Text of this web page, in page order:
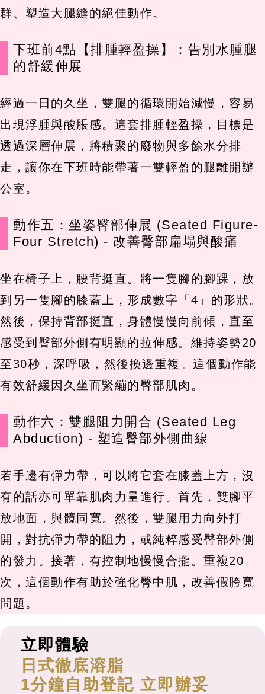
群、塑造大腿縫的絕佳動作。
下班前4點【排腫輕盈操】：告別水腫腿
的舒緩伸展
經過一日的久坐，雙腿的循環開始減慢，容易
出現浮腫與酸脹感。這套排腫輕盈操，目標是
透過深層伸展，將積聚的廢物與多餘水分排
走，讓你在下班時能帶著一雙輕盈的腿離開辦
公室。
動作五：坐姿臀部伸展 (Seated Figure-
Four Stretch) - 改善臀部扁塌與酸痛
坐在椅子上，腰背挺直。將一隻腳的腳踝，放
到另一隻腳的膝蓋上，形成數字「4」的形狀。
然後，保持背部挺直，身體慢慢向前傾，直至
感受到臀部外側有明顯的拉伸感。維持姿勢20
至30秒，深呼吸，然後換邊重複。這個動作能
有效舒緩因久坐而緊繃的臀部肌肉。
動作六：雙腿阻力開合 (Seated Leg
Abduction) - 塑造臀部外側曲線
若手邊有彈力帶，可以將它套在膝蓋上方，沒
有的話亦可單靠肌肉力量進行。首先，雙腳平
放地面，與髖同寬。然後，雙腿用力向外打
開，對抗彈力帶的阻力，或純粹感受臀部外側
的發力。接著，有控制地慢慢合攏。重複20
次，這個動作有助於強化臀中肌，改善假胯寬
問題。
立即體驗
日式徹底溶脂
1分鐘自助登記 立即辦妥